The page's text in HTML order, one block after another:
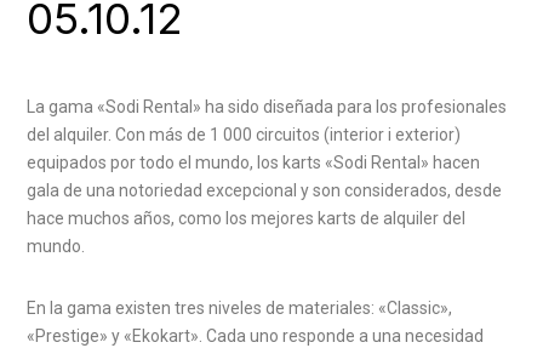
05.10.12
La gama «Sodi Rental» ha sido diseñada para los profesionales
del alquiler. Con más de 1 000 circuitos (interior i exterior)
equipados por todo el mundo, los karts «Sodi Rental» hacen
gala de una notoriedad excepcional y son considerados, desde
hace muchos años, como los mejores karts de alquiler del
mundo.
En la gama existen tres niveles de materiales: «Classic»,
«Prestige» y «Ekokart». Cada uno responde a una necesidad